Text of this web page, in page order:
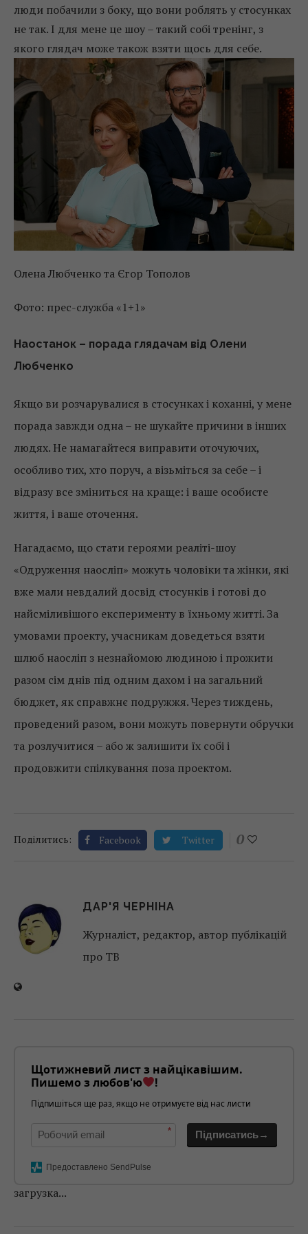
люди побачили з боку, що вони роблять у стосунках
не так. І для мене це шоу – такий собі тренінг, з
якого глядач може також взяти щось для себе.
Олена Любченко та Єгор Тополов
Фото: прес-служба «1+1»
Наостанок – порада глядачам від Олени
Любченко
Якщо ви розчарувалися в стосунках і коханні, у мене
порада завжди одна – не шукайте причини в інших
людях. Не намагайтеся виправити оточуючих,
особливо тих, хто поруч, а візьміться за себе – і
відразу все зміниться на краще: і ваше особисте
життя, і ваше оточення.
Нагадаємо, що стати героями реаліті-шоу
«Одруження наосліп» можуть чоловіки та жінки, які
вже мали невдалий досвід стосунків і готові до
найсміливішого експерименту в їхньому житті. За
умовами проекту, учасникам доведеться взяти
шлюб наосліп з незнайомою людиною і прожити
разом сім днів під одним дахом і на загальний
бюджет, як справжнє подружжя. Через тиждень,
проведений разом, вони можуть повернути обручки
та ​​розлучитися – або ж залишити їх собі і
продовжити спілкування поза проектом.
Поділитись: Facebook Twitter 0
ДАР'Я ЧЕРНІНА
Журналіст, редактор, автор публікацій
про ТВ
Щотижневий лист з найцікавішим.
Пишемо з любов'ю
!
Підпишіться ще раз, якщо не отримуєте від нас листи
* Підписатись→
Предоставлено SendPulse
загрузка...